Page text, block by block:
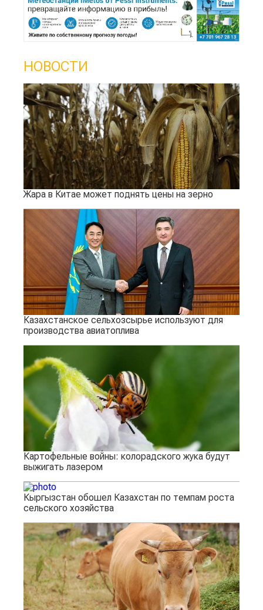
НОВОСТИ
Жара в Китае может поднять цены на зерно
Казахстанское сельхозсырье используют для
производства авиатоплива
Картофельные войны: колорадского жука будут
выжигать лазером
Кыргызстан обошел Казахстан по темпам роста
сельского хозяйства